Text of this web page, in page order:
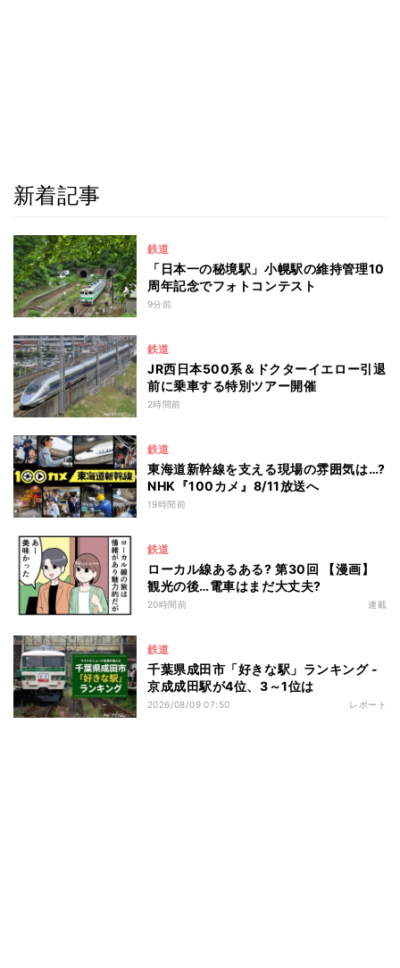
新着記事
鉄道
「日本一の秘境駅」小幌駅の維持管理10
周年記念でフォトコンテスト
9分前
鉄道
JR西日本500系＆ドクターイエロー引退
前に乗車する特別ツアー開催
2時間前
鉄道
東海道新幹線を支える現場の雰囲気は…?
NHK『100カメ』8/11放送へ
19時間前
鉄道
ローカル線あるある? 第30回 【漫画】
観光の後…電車はまだ大丈夫?
20時間前 連載
鉄道
千葉県成田市「好きな駅」ランキング -
京成成田駅が4位、3～1位は
2026/08/09 07:50 レポート